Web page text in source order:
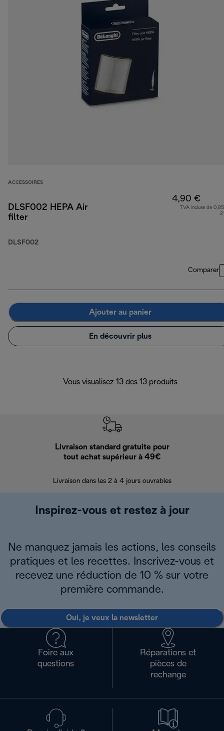
ACCESSOIRES
DLSF002 HEPA Air
filter
DLSF002
4,90 €
TVA incluse de
Comparer
Ajouter au panier
En découvrir plus
Vous visualisez 13 des 13 produits
Livraison standard gratuite pour
tout achat supérieur à 49€
Livraison dans les 2 à 4 jours ouvrables
Inspirez-vous et restez à jour
Ne manquez jamais les actions, les conseils
pratiques et les recettes. Inscrivez-vous et
recevez une réduction de 10 % sur votre
première commande.
Oui, je veux la newsletter
Foire aux
questions
Réparations et
pièces de
rechange